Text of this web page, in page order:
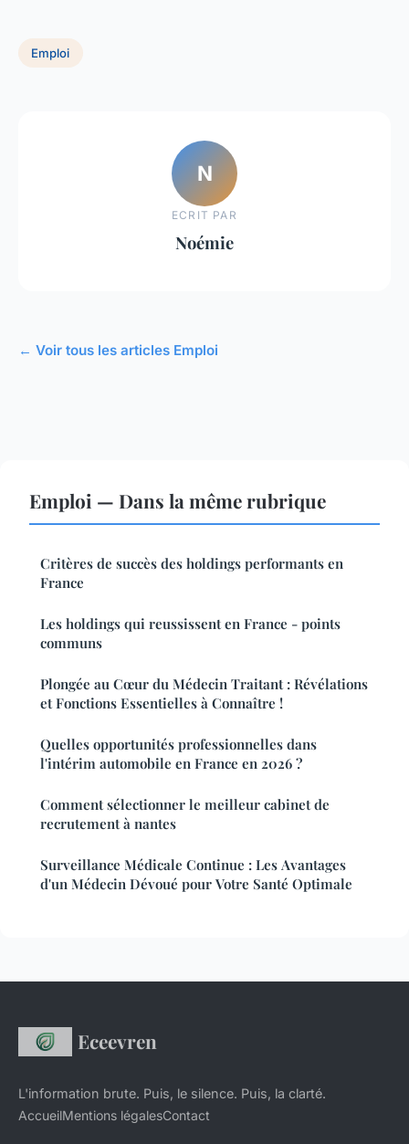
Emploi
N
ECRIT PAR
Noémie
← Voir tous les articles Emploi
Emploi — Dans la même rubrique
Critères de succès des holdings performants en
France
Les holdings qui reussissent en France - points
communs
Plongée au Cœur du Médecin Traitant : Révélations
et Fonctions Essentielles à Connaître !
Quelles opportunités professionnelles dans
l'intérim automobile en France en 2026 ?
Comment sélectionner le meilleur cabinet de
recrutement à nantes
Surveillance Médicale Continue : Les Avantages
d'un Médecin Dévoué pour Votre Santé Optimale
Eceevren
L'information brute. Puis, le silence. Puis, la clarté.
AccueilMentions légalesContact